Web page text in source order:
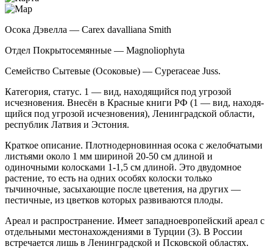
Осока Дэвелла — Carex davalliana Smith
Отдел Покрытосемянные — Magnoliophyta
Семейство Сытевые (Осоковые) — Cyperaceae Juss.
Категория, статус. 1 — вид, находящийся под угрозой
исчезновения. Внесён в Красные книги РФ (1 — вид, находя­
щийся под угрозой исчезновения), Ленинградской области,
республик Латвия и Эстония.
Краткое описание. Плотнодерновинная осо­ка с желобчатыми
листьями около 1 мм шириной 20-50 см длиной и
одиночными колосками 1-1,5 см длиной. Это двудомное
растение, то есть на одних особях колоски только
тычиночные, засыхающие по­сле цветения, на других —
пестичные, из цветков ко­торых развиваются плоды.
Ареал и распространение. Имеет западноевро­пейский ареал с
отдельными местонахождениями в Турции (3). В России
встречается лишь в Ленинград­ской и Псковской областях.